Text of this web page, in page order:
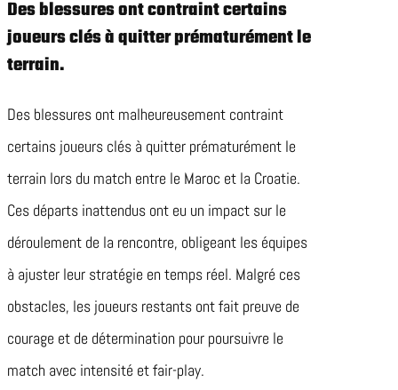
Des blessures ont contraint certains
joueurs clés à quitter prématurément le
terrain.
Des blessures ont malheureusement contraint
certains joueurs clés à quitter prématurément le
terrain lors du match entre le Maroc et la Croatie.
Ces départs inattendus ont eu un impact sur le
déroulement de la rencontre, obligeant les équipes
à ajuster leur stratégie en temps réel. Malgré ces
obstacles, les joueurs restants ont fait preuve de
courage et de détermination pour poursuivre le
match avec intensité et fair-play.